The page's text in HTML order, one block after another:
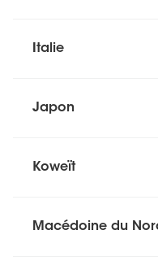
Italie
Japon
Koweït
Macédoine du